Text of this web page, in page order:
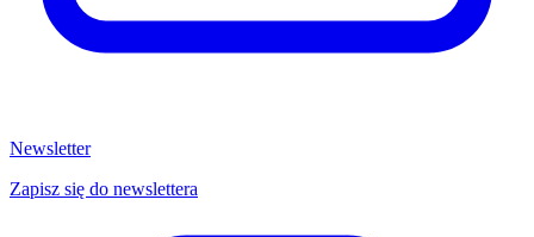
Newsletter
Zapisz się do newslettera